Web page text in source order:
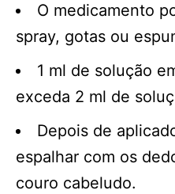
O medicamento
spray, gotas ou
1 ml de solução
exceda 2 ml de
Depois de
espalhar com os
couro cabeludo.